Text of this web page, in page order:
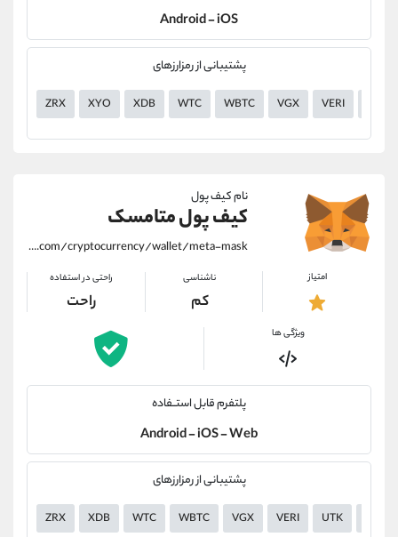
Android - iOS
پشتیبانی از رمزارزهای
ZRX XYO XDB WTC WBTC VGX VERI
نام کیف پول
کیف پول متامسک
https://alirezamehrabi.com/cryptocurrency/wallet/meta-mask
امتیاز ناشناسی
کم
راحتی در استفاده
راحت
ویژگی ها
پلتفرم قابل استــفاده
Android - iOS - Web
پشتیبانی از رمزارزهای
ZRX XDB WTC WBTC VGX VERI UTK